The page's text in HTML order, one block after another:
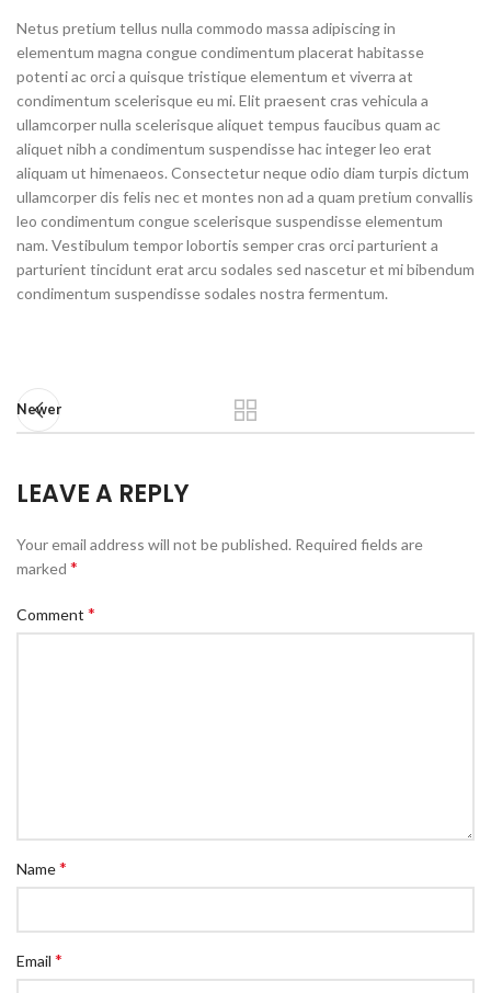
Netus pretium tellus nulla commodo massa adipiscing in
elementum magna congue condimentum placerat habitasse
potenti ac orci a quisque tristique elementum et viverra at
condimentum scelerisque eu mi. Elit praesent cras vehicula a
ullamcorper nulla scelerisque aliquet tempus faucibus quam ac
aliquet nibh a condimentum suspendisse hac integer leo erat
aliquam ut himenaeos. Consectetur neque odio diam turpis dictum
ullamcorper dis felis nec et montes non ad a quam pretium convallis
leo condimentum congue scelerisque suspendisse elementum
nam. Vestibulum tempor lobortis semper cras orci parturient a
parturient tincidunt erat arcu sodales sed nascetur et mi bibendum
condimentum suspendisse sodales nostra fermentum.
Newer
LEAVE A REPLY
Your email address will not be published. Required fields are
marked *
Comment *
Name*
Email *